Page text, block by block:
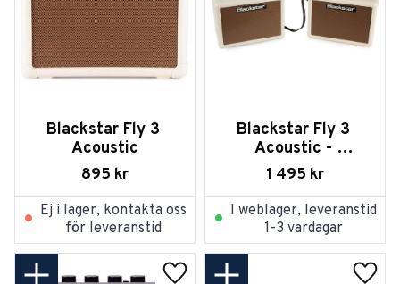
Blackstar Fly 3
Acoustic
895 kr
Ej i lager, kontakta oss
för leveranstid
Blackstar Fly 3
Acoustic -
Stereopack
1 495 kr
I weblager, leveranstid
1-3 vardagar